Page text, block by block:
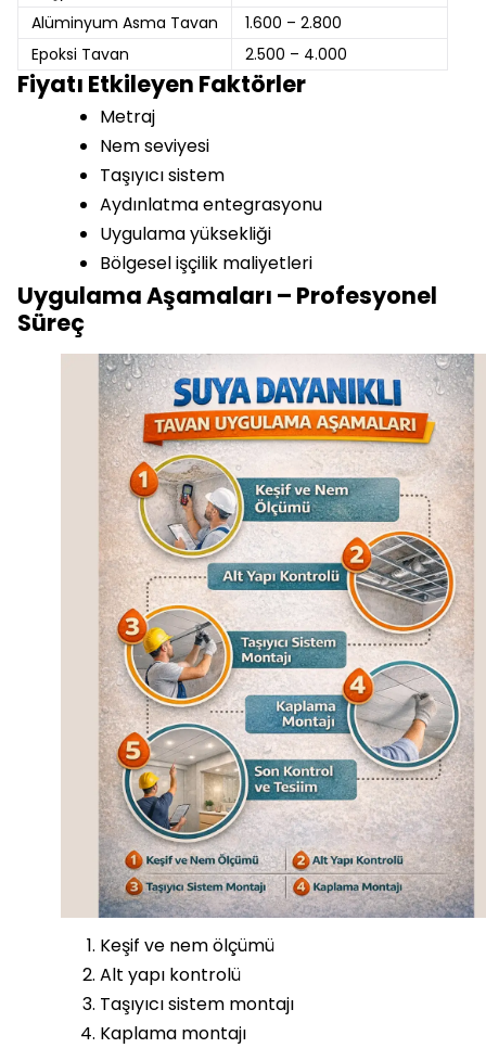
Alüminyum Asma Tavan
1.600 – 2.800
Epoksi Tavan
2.500 – 4.000
Fiyatı Etkileyen Faktörler
Metraj
Nem seviyesi
Taşıyıcı sistem
Aydınlatma entegrasyonu
Uygulama yüksekliği
Bölgesel işçilik maliyetleri
Uygulama Aşamaları – Profesyonel
Süreç
Keşif ve nem ölçümü
Alt yapı kontrolü
Taşıyıcı sistem montajı
Kaplama montajı